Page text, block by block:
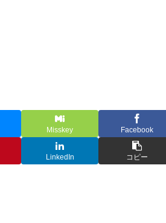
Misskey Facebook
LinkedIn コピー